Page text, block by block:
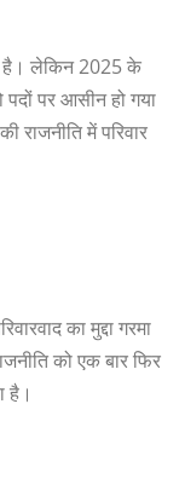
है। लेकिन 2025 के
पदों पर आसीन हो गया
राजनीति में परिवार
का मुद्दा गरमा
को एक बार फिर
है।